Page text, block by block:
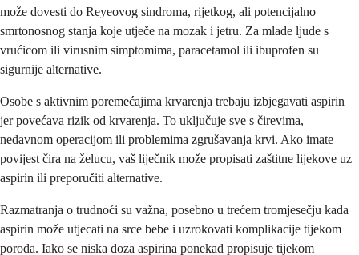
može dovesti do Reyeovog sindroma, rijetkog, ali potencijalno
smrtonosnog stanja koje utječe na mozak i jetru. Za mlade ljude s
vrućicom ili virusnim simptomima, paracetamol ili ibuprofen su
sigurnije alternative.
Osobe s aktivnim poremećajima krvarenja trebaju izbjegavati aspirin
jer povećava rizik od krvarenja. To uključuje sve s čirevima,
nedavnom operacijom ili problemima zgrušavanja krvi. Ako imate
povijest čira na želucu, vaš liječnik može propisati zaštitne lijekove uz
aspirin ili preporučiti alternative.
Razmatranja o trudnoći su važna, posebno u trećem tromjesečju kada
aspirin može utjecati na srce bebe i uzrokovati komplikacije tijekom
poroda. Iako se niska doza aspirina ponekad propisuje tijekom